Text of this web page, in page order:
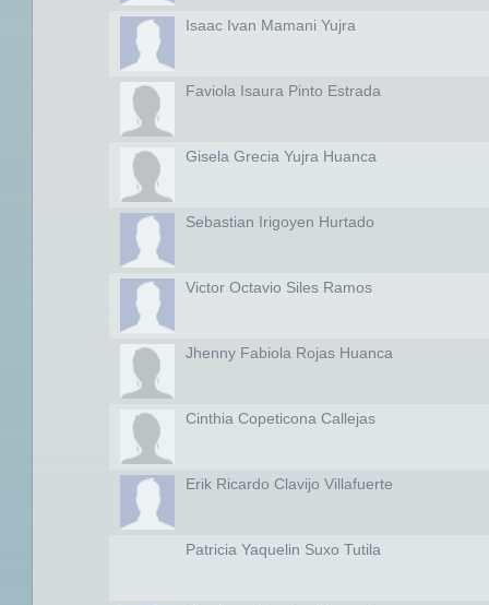
Isaac Ivan Mamani Yujra
Faviola Isaura Pinto Estrada
Gisela Grecia Yujra Huanca
Sebastian Irigoyen Hurtado
Victor Octavio Siles Ramos
Jhenny Fabiola Rojas Huanca
Cinthia Copeticona Callejas
Erik Ricardo Clavijo Villafuerte
Patricia Yaquelin Suxo Tutila